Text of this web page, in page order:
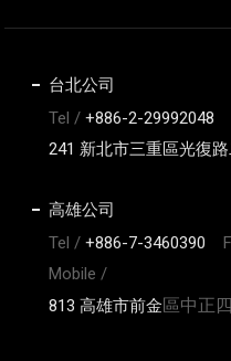
台北公司
Tel / +886-2-29992048
241 新北市三重區光復
高雄公司
Tel / +886-7-3460390
Mobile /
813 高雄市前金區中正